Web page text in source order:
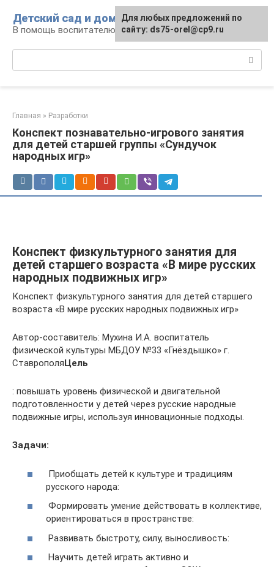
контенту
Детский сад и дом
В помощь воспитателю и родителям
Главная » Разработки
Конспект познавательно-игрового занятия
для детей старшей группы «Сундучок
народных игр»
Конспект физкультурного занятия для
детей старшего возраста «В мире русских
народных подвижных игр»
Конспект физкультурного занятия для детей старшего
возраста «В мире русских народных подвижных игр»
Автор-составитель: Мухина И.А. воспитатель
физической культуры МБДОУ №33 «Гнёздышко» г.
СтаврополяЦель
: повышать уровень физической и двигательной
подготовленности у детей через русские народные
подвижные игры, используя инновационные подходы.
Задачи:
Приобщать детей к культуре и традициям
русского народа:
Формировать умение действовать в коллективе,
ориентироваться в пространстве:
Развивать быстроту, силу, выносливость:
Научить детей играть активно и
Для любых предложений по
сайту: ds75-orel@cp9.ru